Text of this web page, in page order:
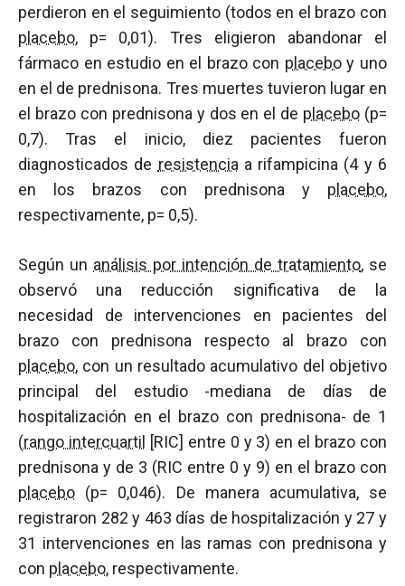
perdieron en el seguimiento (todos en el brazo con
placebo, p= 0,01). Tres eligieron abandonar el
fármaco en estudio en el brazo con placeboy uno
en el de prednisona. Tres muertes tuvieron lugar en
el brazo con prednisona y dos en el de placebo (p=
0,7). Tras el inicio, diez pacientes fueron
diagnosticados de resistencia a rifampicina (4 y 6
en los brazos con prednisona y placebo,
respectivamente, p= 0,5).
Según un análisis por intención de tratamiento, se
observó una reducción significativa de la
necesidad de intervenciones en pacientes del
brazo con prednisona respecto al brazo con
placebo, con un resultado acumulativo del objetivo
principal del estudio -mediana de días de
hospitalización en el brazo con prednisona- de 1
(rango intercuartil [RIC] entre 0 y 3) en el brazo con
prednisona y de 3 (RIC entre 0 y 9) en el brazo con
placebo (p= 0,046). De manera acumulativa, se
registraron 282 y 463 días de hospitalización y 27 y
31 intervenciones en las ramas con prednisona y
con placebo, respectivamente.